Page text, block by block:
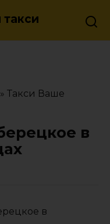
» Такси Ваше
в
в